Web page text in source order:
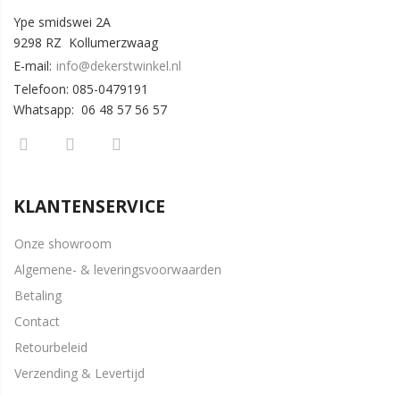
Ype smidswei 2A
9298 RZ Kollumerzwaag
E-mail: info@dekerstwinkel.nl
Telefoon: 085-0479191
Whatsapp: 06 48 57 56 57
KLANTENSERVICE
Onze showroom
Algemene- & leveringsvoorwaarden
Betaling
Contact
Retourbeleid
Verzending & Levertijd